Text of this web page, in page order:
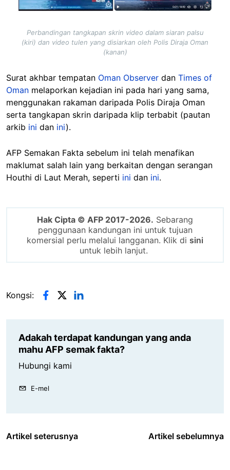
Perbandingan tangkapan skrin video dalam siaran palsu
(kiri) dan video tulen yang disiarkan oleh Polis Diraja Oman
(kanan)
Surat akhbar tempatan Oman Observer dan Times of
Oman melaporkan kejadian ini pada hari yang sama,
menggunakan rakaman daripada Polis Diraja Oman
serta tangkapan skrin daripada klip terbabit (pautan
arkib ini dan ini).
AFP Semakan Fakta sebelum ini telah menafikan
maklumat salah lain yang berkaitan dengan serangan
Houthi di Laut Merah, seperti ini dan ini.
Hak Cipta © AFP 2017-2026. Sebarang
penggunaan kandungan ini untuk tujuan
komersial perlu melalui langganan. Klik di sini
untuk lebih lanjut.
Kongsi:
Adakah terdapat kandungan yang anda
mahu AFP semak fakta?
Hubungi kami
E-mel
Artikel seterusnya Artikel sebelumnya